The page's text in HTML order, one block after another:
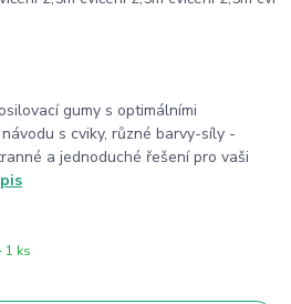
gumy s optimálními
s cviky, různé barvy-síly -
a jednoduché řešení pro vaši
1 ks